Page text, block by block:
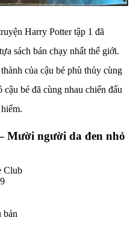
Harry Potter tập 1 đã
sách bán chạy nhất thế giới.
của cậu bé phù thủy cùng
bé đã cùng nhau chiến đấu
Mười người da đen nhỏ
Club
bản